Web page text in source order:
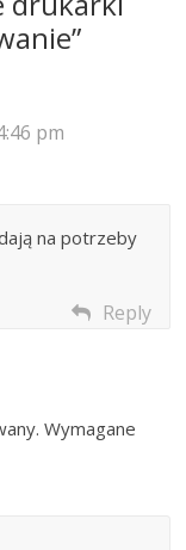
”
pm
na potrzeby
Reply
Wymagane